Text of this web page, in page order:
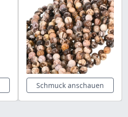
Schmuck anschauen